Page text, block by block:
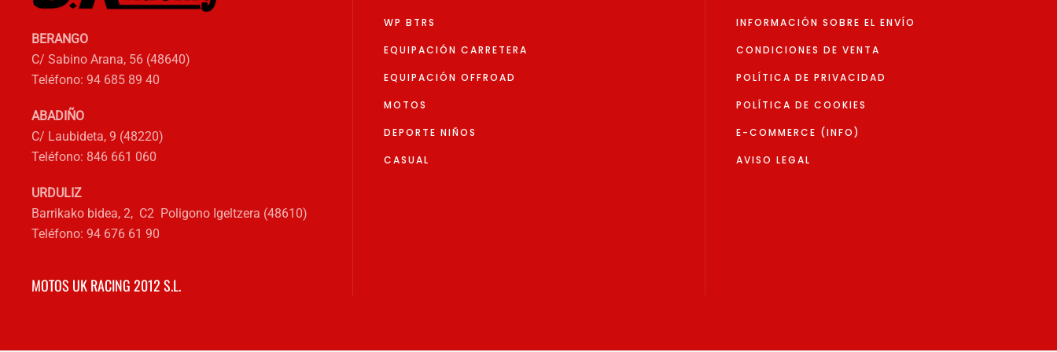
producto
de
BERANGO
C/ Sabino Arana, 56 (48640)
Teléfono: 94 685 89 40
ABADIÑO
C/ Laubideta, 9 (48220)
Teléfono: 846 661 060
URDULIZ
Barrikako bidea, 2, C2 Poligono Igeltzera (48610)
Teléfono: 94 676 61 90
MOTOS UK RACING 2012 S.L.
WP BTRS
EQUIPACIÓN CARRETERA
EQUIPACIÓN OFFROAD
MOTOS
DEPORTE NIÑOS
CASUAL
INFORMACIÓN SOBRE EL ENVÍO
CONDICIONES DE VENTA
POLÍTICA DE PRIVACIDAD
POLÍTICA DE COOKIES
E-COMMERCE (INFO)
AVISO LEGAL